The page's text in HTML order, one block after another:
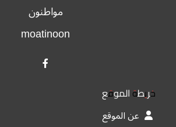
مواطنون
moatinoon
خريطة الموقع
عن الموقع